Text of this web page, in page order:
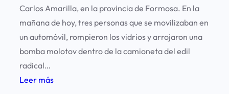
Carlos Amarilla, en la provincia de Formosa. En la
mañana de hoy, tres personas que se movilizaban en
un automóvil, rompieron los vidrios y arrojaron una
bomba molotov dentro de la camioneta del edil
radical…
Leer más: